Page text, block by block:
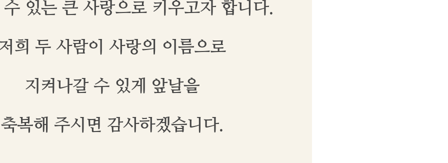
있는 큰 사랑으로 키우고자 합니다.
희 두 사람이 사랑의 이름으로
지켜나갈 수 있게 앞날을
축복해 주시면 감사하겠습니다.